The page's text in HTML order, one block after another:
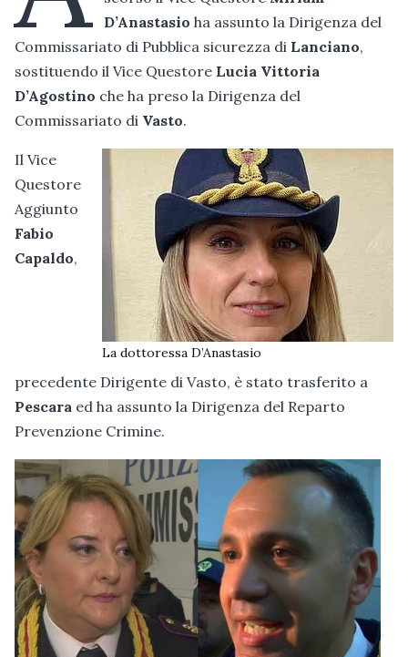
D’Anastasio ha assunto la Dirigenza del
Commissariato di Pubblica sicurezza di Lanciano,
sostituendo il Vice Questore Lucia Vittoria
D’Agostino che ha preso la Dirigenza del
Commissariato di Vasto.
La dottoressa D’Anastasio
Il Vice
Questore
Aggiunto
Fabio
Capaldo,
precedente Dirigente di Vasto, è stato trasferito a
Pescara ed ha assunto la Dirigenza del Reparto
Prevenzione Crimine.